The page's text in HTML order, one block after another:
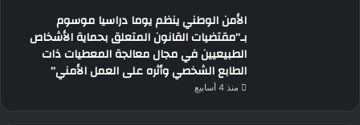
الأمن الوطني ينظم يوما دراسيا موسوم
بـ”مقتضيات القانون المتعلق بحماية الأشخاص
الطبيعيين في مجال معالجة المعطيات ذات
الطابع الشخصي وأثره على العمل الأمني”
منذ 4 أسابيع